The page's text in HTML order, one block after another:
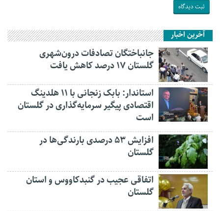
آخرین اخبار
جانباختگان تصادفات درون‌شهری
گلستان ۱۷ درصد کاهش یافت
استاندار: بابک زنجانی با ۱۱ هلدینگ
اقتصادی پیگیر سرمایه‌گذاری در گلستان
است
افزایش ۵۳ درصدی بارندگی‌ها در
گلستان
اتفاقی عجیب در‌ گنبدکاووس و استان
گلستان